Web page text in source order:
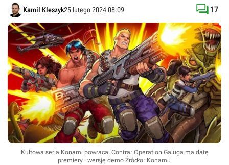
Kamil Kleszyk25 lutego 2024 08:09  17
Kultowa seria Konami powraca. Contra: Operation Galuga ma datę
premiery i wersję demo Źródło: Konami..